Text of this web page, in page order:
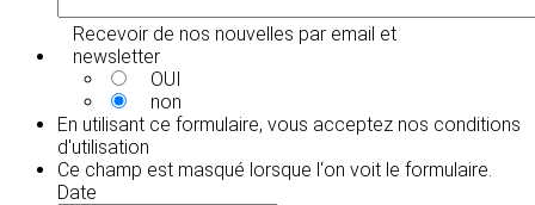
Recevoir de nos nouvelles par email et
newsletter
OUI
non
En utilisant ce formulaire, vous acceptez nos conditions
d'utilisation
Ce champ est masqué lorsque l‘on voit le formulaire.
Date